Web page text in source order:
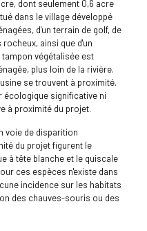
dont seulement 0,6 acre
dans le village développé
d'un terrain de golf, de
ainsi que d'un
végétalisée est
plus loin de la rivière.
se trouvent à proximité.
écologique significative ni
à proximité du projet.
voie de disparition
du projet figurent le
à tête blanche et le quiscale
ces espèces n'existe dans
incidence sur les habitats
des chauves-souris ou des